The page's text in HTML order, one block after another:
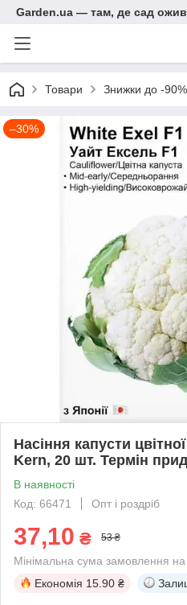
Garden.ua — там, де сад
Товари Знижки до -90%
–30%
Насіння капусти
Kern, 20 шт. Термін
В наявності
Код: 66471
Опт і роздріб
37,10 ₴ 53 ₴
Мінімальна сума замовлення
Економія 15.90 ₴